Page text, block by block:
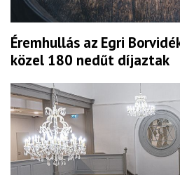
Éremhullás az Egri
közel 180 nedűt díjaztak